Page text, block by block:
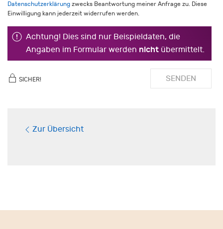
Datenschutzerklärung zwecks Beantwortung meiner Anfrage zu. Diese
Einwilligung kann jederzeit widerrufen werden.
Achtung! Dies sind nur Beispieldaten, die
Angaben im Formular werden nicht übermittelt.
SICHER! SENDEN
Zur Übersicht